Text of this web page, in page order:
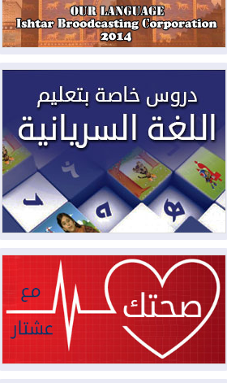
2026-08-04سومو: إنتاج النفط في إقليم
كوردستان انخفض إلى أقل من 10%
ملفات حقبة الكاظمي تعود إلى
الواجهة.. أنباء عن مراجعات قضائية
وتحقيقات أوسع في قضايا فساد
2026-08-04بيترو يشكو تزوير الانتخابات
الرئاسية ويحذر من "حرب أهلية" في
كولومبيا
2026-08-03رئيس إقليم كوردستان في
2026-08-03
العراق يؤكد مجدداً التزامه
بمنع الهجمات على الدول المجاورة
2026-08-03
العجز والاقتراض يطوقان
المالية العراقية.. اقتراض يتجاوز 3 تريليونات
دينار!